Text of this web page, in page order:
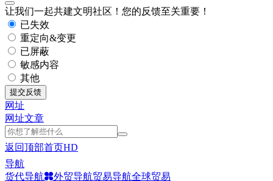
让我们一起共建文明社区！您的反馈至关重要！
已失效
重定向&变更
已屏蔽
敏感内容
其他
提交反馈
网址
网址文章
返回顶部首页HD
导航
货代导航
外贸导航贸易导航全球贸易